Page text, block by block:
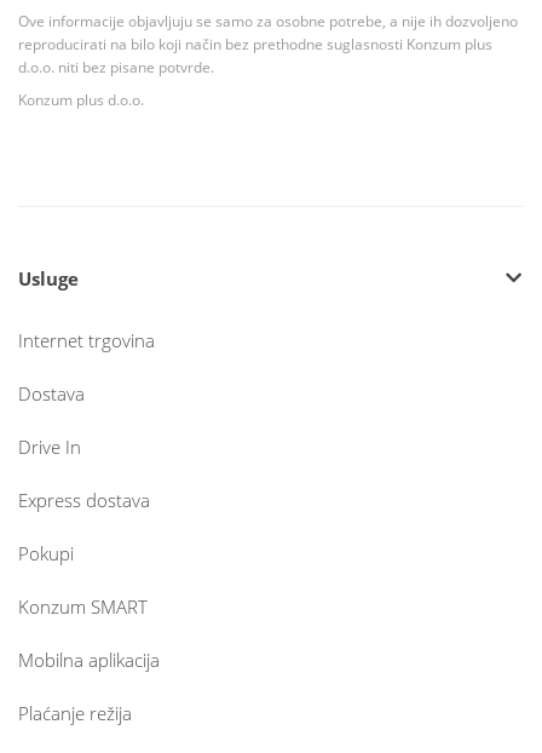
Ove informacije objavljuju se samo za osobne potrebe, a nije ih dozvoljeno
reproducirati na bilo koji način bez prethodne suglasnosti Konzum plus
d.o.o. niti bez pisane potvrde.
Konzum plus d.o.o.
Usluge
Internet trgovina
Dostava
Drive In
Express dostava
Pokupi
Konzum SMART
Mobilna aplikacija
Plaćanje režija